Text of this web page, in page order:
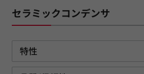
セラミックコンデンサ
特性